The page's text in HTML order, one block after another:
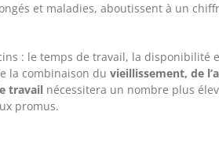
et maladies, aboutissent à un
: le temps de travail, la disponibilité
la combinaison du vieillissement, de
travailnécessitera un nombre plus
promus.